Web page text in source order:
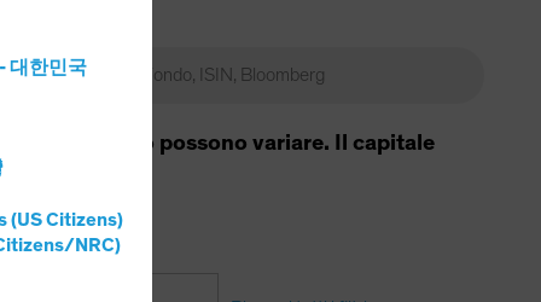
대한민국
(US Citizens)
NRC)
essi generato possono variare. Il capitale